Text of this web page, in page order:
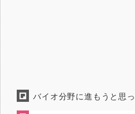
バイオ分野に進もうと思